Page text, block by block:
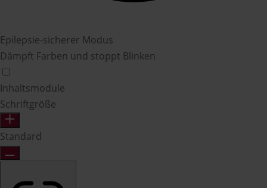
Epilepsie-sicherer Modus
Dämpft Farben und stoppt Blinken
Inhaltsmodule
Schriftgröße
Standard